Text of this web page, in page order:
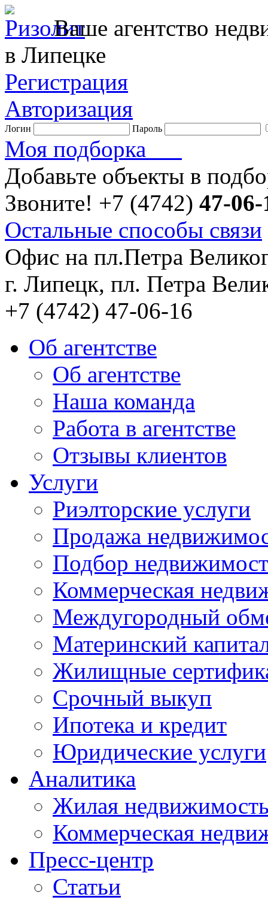
Ваше агентство
в Липецке
Регистрация
Авторизация
Логин Пароль
Моя подборка
Добавьте объекты в
Звоните! +7 (4742) 47-06-
Остальные способы связи
Офис на пл.Петра
г. Липецк, пл. Петра
+7 (4742) 47-06-16
Об агентстве
Об агентстве
Наша команда
Работа в агентстве
Отзывы клиентов
Услуги
Риэлторские услуги
Продажа
Подбор
Коммерческая
Междугородный
Материнский
Жилищные
Срочный выкуп
Ипотека и кредит
Юридические услуги
Аналитика
Жилая
Коммерческая
Пресс-центр
Статьи